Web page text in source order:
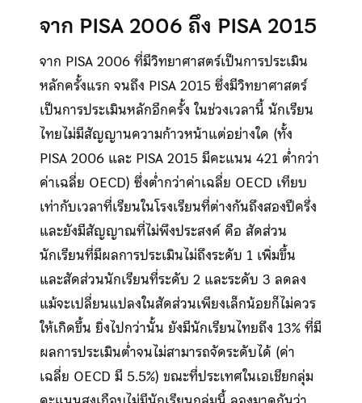
จาก PISA 2006 ถึง PISA 2015
จาก PISA 2006 ที่มีวิทยาศาสตร์เป็นการประเมิน
หลักครั้งแรก จนถึง PISA 2015 ซึ่งมีวิทยาศาสตร์
เป็นการประเมินหลักอีกครั้ง ในช่วงเวลานี้ นักเรียน
ไทยไม่มีสัญญานความก้าวหน้าแต่อย่างใด (ทั้ง
PISA 2006 และ PISA 2015 มีคะแนน 421 ต่ำกว่า
ค่าเฉลี่ย OECD) ซึ่งต่ำกว่าค่าเฉลี่ย OECD เทียบ
เท่ากับเวลาที่เรียนในโรงเรียนที่ต่างกันถึงสองปีครึ่ง
และยังมีสัญญาณที่ไม่พึงประสงค์ คือ สัดส่วน
นักเรียนที่มีผลการประเมินไม่ถึงระดับ 1 เพิ่มขึ้น
และสัดส่วนนักเรียนที่ระดับ 2 และระดับ 3 ลดลง
แม้จะเปลี่ยนแปลงในสัดส่วนเพียงเล็กน้อยก็ไม่ควร
ให้เกิดขึ้น ยิ่งไปกว่านั้น ยังมีนักเรียนไทยถึง 13% ที่มี
ผลการประเมินต่ำจนไม่สามารถจัดระดับได้ (ค่า
เฉลี่ย OECD มี 5.5%) ขณะที่ประเทศในเอเชียกลุ่ม